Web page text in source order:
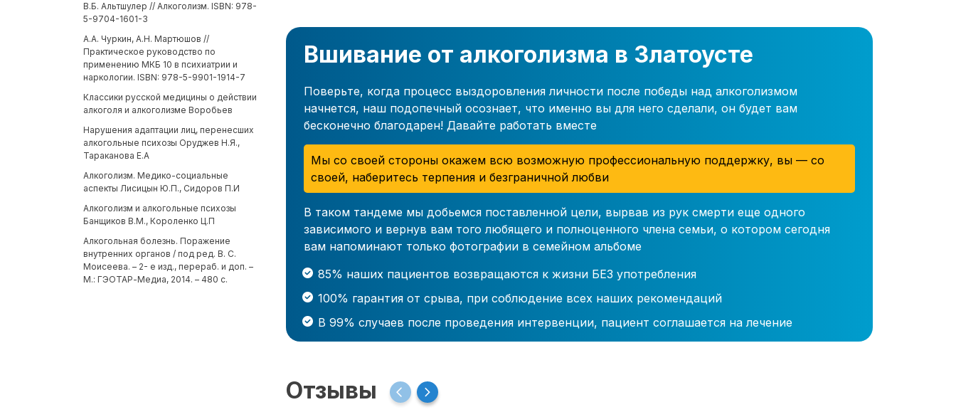
В.Б. Альтшулер // Алкоголизм. ISBN: 978-
5-9704-1601-3
А.А. Чуркин, А.Н. Мартюшов //
Практическое руководство по
применению МКБ 10 в психиатрии и
наркологии. ISBN: 978-5-9901-1914-7
Классики русской медицины о действии
алкоголя и алкоголизме Воробьев
Нарушения адаптации лиц, перенесших
алкогольные психозы Оруджев Н.Я.,
Тараканова Е.А
Алкоголизм. Медико-социальные
аспекты Лисицын Ю.П., Сидоров П.И
Алкоголизм и алкогольные психозы
Банщиков В.М., Короленко Ц.П
Алкогольная болезнь. Поражение
внутренних органов / под ред. В. С.
Моисеева. – 2- е изд., перераб. и доп. –
М.: ГЭОТАР-Медиа, 2014. – 480 с.
Вшивание от алкоголизма в Златоусте
Поверьте, когда процесс выздоровления личности после победы над алкоголизмом
начнется, наш подопечный осознает, что именно вы для него сделали, он будет вам
бесконечно благодарен! Давайте работать вместе
Мы со своей стороны окажем всю возможную профессиональную поддержку, вы — со
своей, наберитесь терпения и безграничной любви
В таком тандеме мы добьемся поставленной цели, вырвав из рук смерти еще одного
зависимого и вернув вам того любящего и полноценного члена семьи, о котором сегодня
вам напоминают только фотографии в семейном альбоме
85% наших пациентов возвращаются к жизни БЕЗ употребления
100% гарантия от срыва, при соблюдение всех наших рекомендаций
В 99% случаев после проведения интервенции, пациент соглашается на лечение
Отзывы